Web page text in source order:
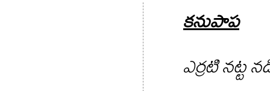
కనుపాప
ఎర్రటి నట్ట